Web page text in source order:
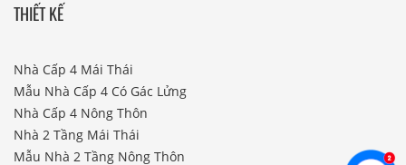
THIẾT KẾ
Nhà Cấp 4 Mái Thái
Mẫu Nhà Cấp 4 Có Gác Lửng
Nhà Cấp 4 Nông Thôn
Nhà 2 Tầng Mái Thái
Mẫu Nhà 2 Tầng Nông Thôn